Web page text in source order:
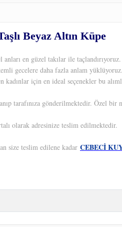
Beyaz Altın Küpe
anları en güzel takılar ile
gecelere daha fazla anlam yüklüyoruz.
kadınlar için en ideal seçenekler bu
tarafınıza gönderilmektedir. Özel
olarak adresinize teslim edilmektedir.
size teslim edilene kadar CEBECİ